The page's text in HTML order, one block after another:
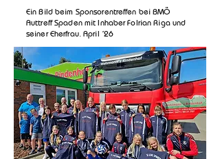
Ein Bild beim Sponsorentreffen bei BMÖ
​Auttreff Spaden mit Inhaber Folrian Riga und
seiner Eherfrau. April ´26